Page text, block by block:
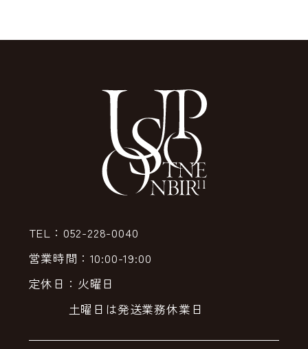
TEL：052-228-0040
営業時間：10:00-19:00
定休日：火曜日
土曜日は発送業務休業日